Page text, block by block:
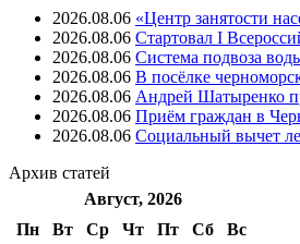
2026.08.06 «Центр занятости
2026.08.06 Стартовал I
2026.08.06 Система подвоза
2026.08.06 В посёлке
2026.08.06 Андрей Шатыренко
2026.08.06 Приём граждан в
2026.08.06 Социальный вычет
Архив статей
Август, 2026
Пн
Вт Ср Чт Пт Cб
Вс